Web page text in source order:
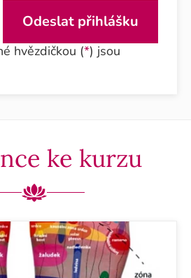
hvězdičkou (*) jsou
ke kurzu